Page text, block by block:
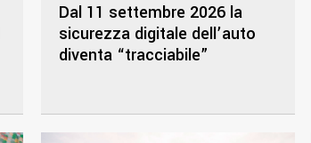
Dal 11 settembre 2026 la
sicurezza digitale dell’auto
diventa “tracciabile”